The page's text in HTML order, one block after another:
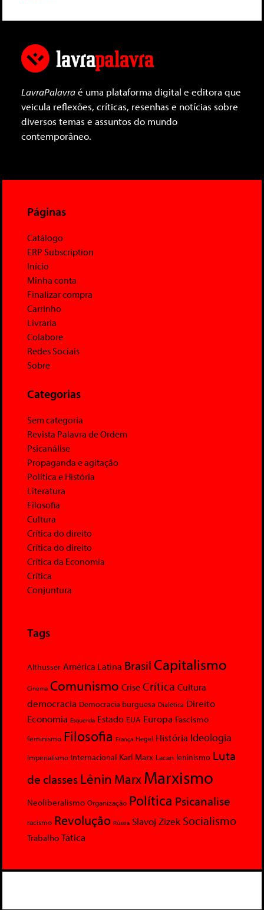
LavraPalavraé uma plataforma digital e editora que
veicula reflexões, críticas, resenhas e notícias sobre
diversos temas e assuntos do mundo
contemporâneo.
Páginas
Catálogo
ERP Subscription
Início
Minha conta
Finalizar compra
Carrinho
Livraria
Colabore
Redes Sociais
Sobre
Categorias
Sem categoria
Revista Palavra de Ordem
Psicanálise
Propaganda e agitação
Política e História
Literatura
Filosofia
Cultura
Crítica do direito
Crítica do direito
Crítica da Economia
Crítica
Conjuntura
Tags
Althusser América Latina Brasil Capitalismo
Cinema Comunismo Crise Crítica Cultura
democracia Democracia burguesa Dialética Direito
Economia Esquerda Estado EUA Europa Fascismo
feminismo Filosofia França Hegel História Ideologia
Imperialismo Internacional Karl Marx Lacan leninismo Luta
de classesLênin MarxMarxismo
Neoliberalismo Organização Política Psicanalise
racismo Revolução Rússia Slavoj Zizek Socialismo
Trabalho Tática